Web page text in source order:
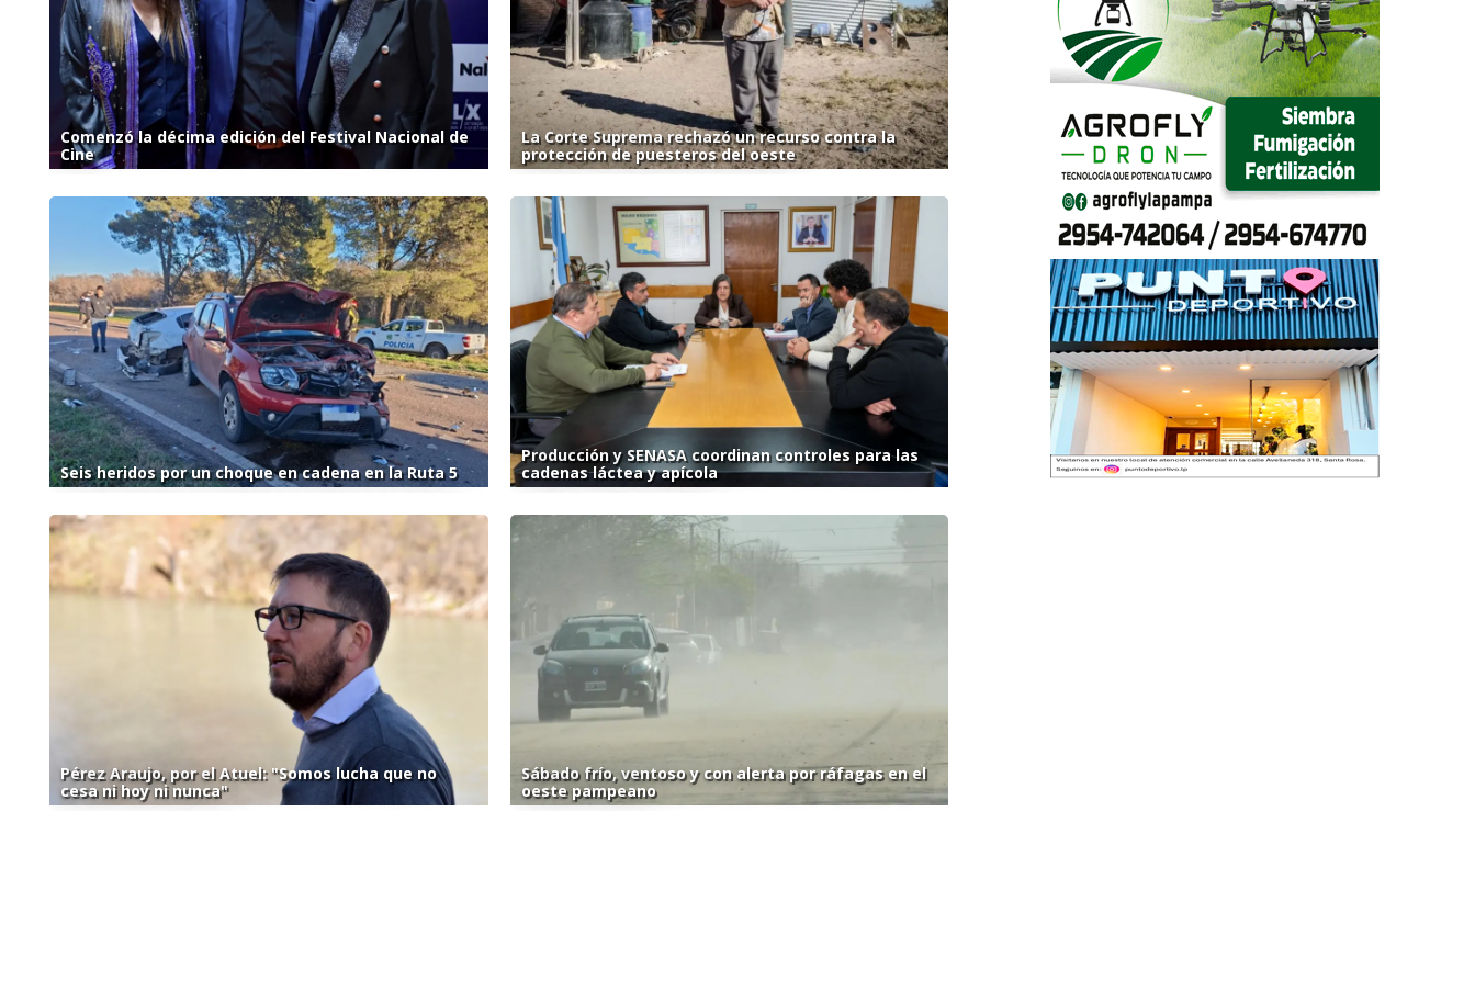
Comenzó la décima edición del Festival Nacional de
Cine
La Corte Suprema rechazó un recurso contra la
protección de puesteros del oeste
Seis heridos por un choque en cadena en la Ruta 5
Producción y SENASA coordinan controles para las
cadenas láctea y apícola
Pérez Araujo, por el Atuel: "Somos lucha que no
cesa ni hoy ni nunca"
Sábado frío, ventoso y con alerta por ráfagas en el
oeste pampeano